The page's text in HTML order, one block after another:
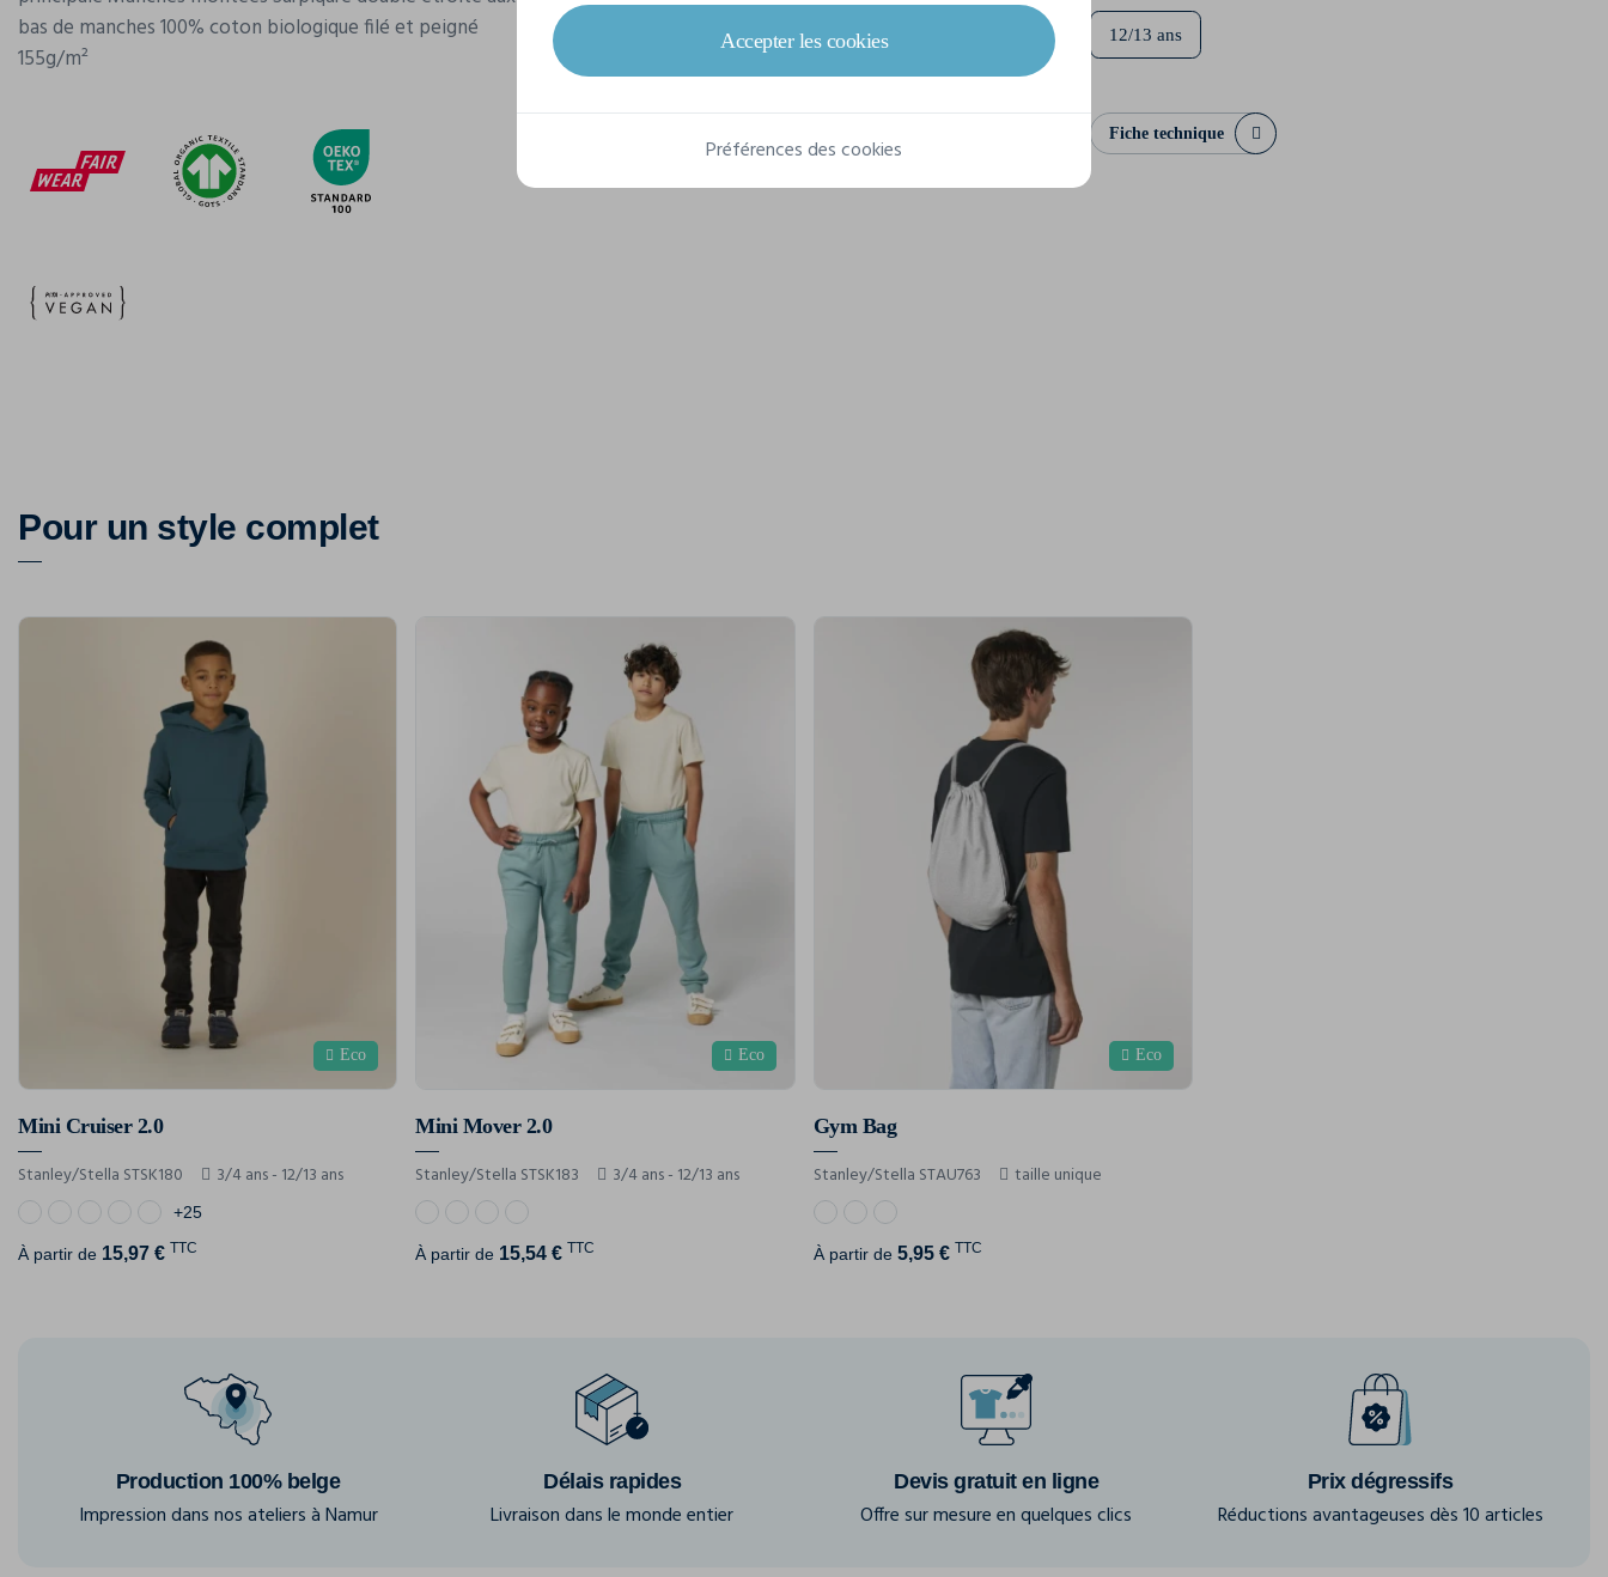
bas de manches 100% coton biologique filé et peigné
155g/m²
Référence
STTK184
Grammage
155 g/m²
12/13 ans
Fiche technique
Pour un style complet
Eco
Mini Cruiser 2.0
Stanley/Stella STSK180 3/4 ans - 12/13 ans
+25
À partir de 15,97 € TTC
Eco
Mini Mover 2.0
Stanley/Stella STSK183 3/4 ans - 12/13 ans
À partir de 15,54 € TTC
Eco
Gym Bag
Stanley/Stella STAU763 taille unique
À partir de 5,95 € TTC
Production 100% belge
Impression dans nos ateliers à Namur
Délais rapides
Livraison dans le monde entier
Devis gratuit en ligne
Offre sur mesure en quelques clics
Prix dégressifs
Réductions avantageuses dès 10 articles
Accepter les cookies
Préférences des cookies